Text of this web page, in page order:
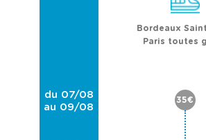
du 07/08
au 09/08
Bordeaux
Paris toutes
35€